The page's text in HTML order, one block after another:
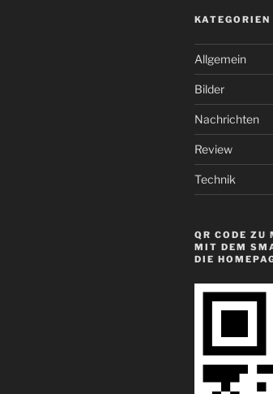
KATEGORIEN
Allgemein
Bilder
Nachrichten
Review
Technik
QR CODE ZU
MIT DEM
DIE